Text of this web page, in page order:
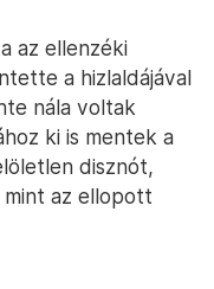
az ellenzéki
a hizlaldájával
nála voltak
ki is mentek a
disznót,
mint az ellopott